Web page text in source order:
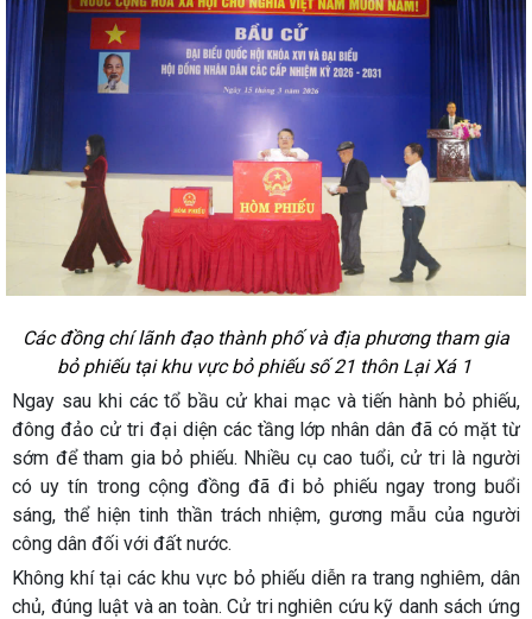
Các đồng chí lãnh đạo thành phố và địa phương tham gia
bỏ phiếu tại khu vực bỏ phiếu số 21 thôn Lại Xá 1
Ngay sau khi các tổ bầu cử khai mạc và tiến hành bỏ phiếu,
đông đảo cử tri đại diện các tầng lớp nhân dân đã có mặt từ
sớm để tham gia bỏ phiếu. Nhiều cụ cao tuổi, cử tri là người
có uy tín trong cộng đồng đã đi bỏ phiếu ngay trong buổi
sáng, thể hiện tinh thần trách nhiệm, gương mẫu của người
công dân đối với đất nước.
Không khí tại các khu vực bỏ phiếu diễn ra trang nghiêm, dân
chủ, đúng luật và an toàn. Cử tri nghiên cứu kỹ danh sách ứng